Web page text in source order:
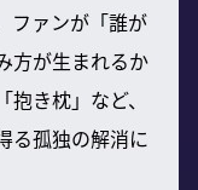
ファンが「誰が
方が生まれるか
き枕」など、
る孤独の解消に